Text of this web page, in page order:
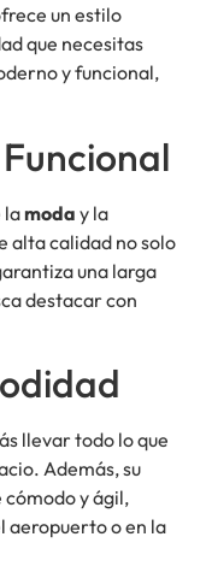
un estilo
que necesitas
y funcional,
lamoda y la
alta calidad no solo
una larga
destacar con
llevar todo lo que
Además, su
y ágil,
aeropuerto o en la